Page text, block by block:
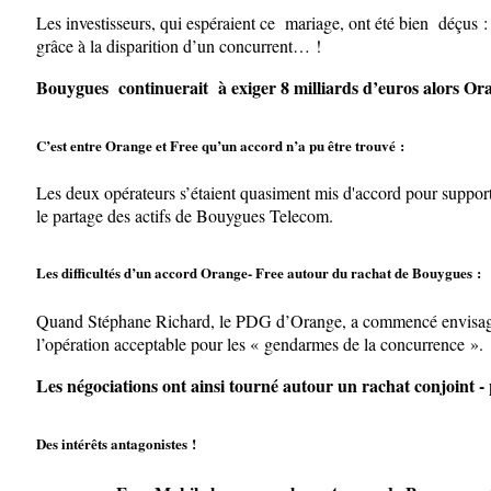
Les investisseurs, qui espéraient ce mariage, ont été bien déçus
grâce à la disparition d’un concurrent… !
Bouygues continuerait à exiger 8 milliards d’euros alors
C’est entre Orange et Free qu’un accord n’a pu être trouvé :
Les deux opérateurs s’étaient quasiment mis d'accord pour
le partage des actifs de Bouygues Telecom.
Les difficultés d’un accord Orange- Free autour du rachat de Bouygues :
Quand Stéphane Richard, le PDG d’Orange, a commencé
l’opération acceptable pour les « gendarmes de la concurrence ».
Les négociations ont ainsi tourné autour un rachat conjoint
Des intérêts antagonistes !